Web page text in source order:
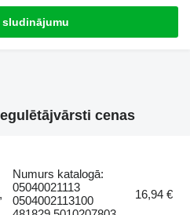
sludinājumu
cenas
Numurs katalogā:
05040021113
0504002113100
16,94 €